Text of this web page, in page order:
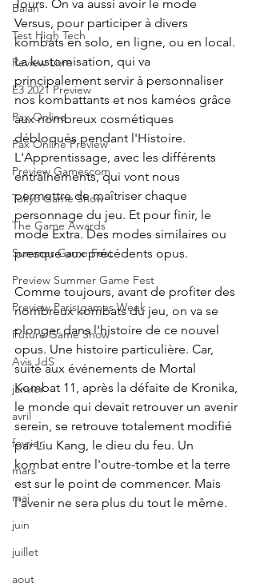
Balan
Test High Tech
Review Livre
E3 2021 Preview
Pax Online
Pax Online Preview
Preview Gamescom
Tokyo Game Show
The Game Awards
Summer Game Fest
Preview Summer Game Fest
Preview Paris games Week
Future Game Show
Avis JdS
janvier
avril
fevrier
mars
mai
juin
juillet
aout
Tours. On va aussi avoir le mode
Versus, pour participer à divers
kombats en solo, en ligne, ou en local.
La kustomisation, qui va
principalement servir à personnaliser
nos kombattants et nos kaméos grâce
aux nombreux cosmétiques
débloqués pendant l'Histoire.
L'Apprentissage, avec les différents
entraînements, qui vont nous
permettre de maîtriser chaque
personnage du jeu. Et pour finir, le
mode Extra. Des modes similaires ou
presque aux précédents opus.
Comme toujours, avant de profiter des
nombreux kombats du jeu, on va se
plonger dans l'histoire de ce nouvel
opus. Une histoire particulière. Car,
suite aux événements de Mortal
Kombat 11, après la défaite de Kronika,
le monde qui devait retrouver un avenir
serein, se retrouve totalement modifié
par Liu Kang, le dieu du feu. Un
kombat entre l'outre-tombe et la terre
est sur le point de commencer. Mais
l'avenir ne sera plus du tout le même.